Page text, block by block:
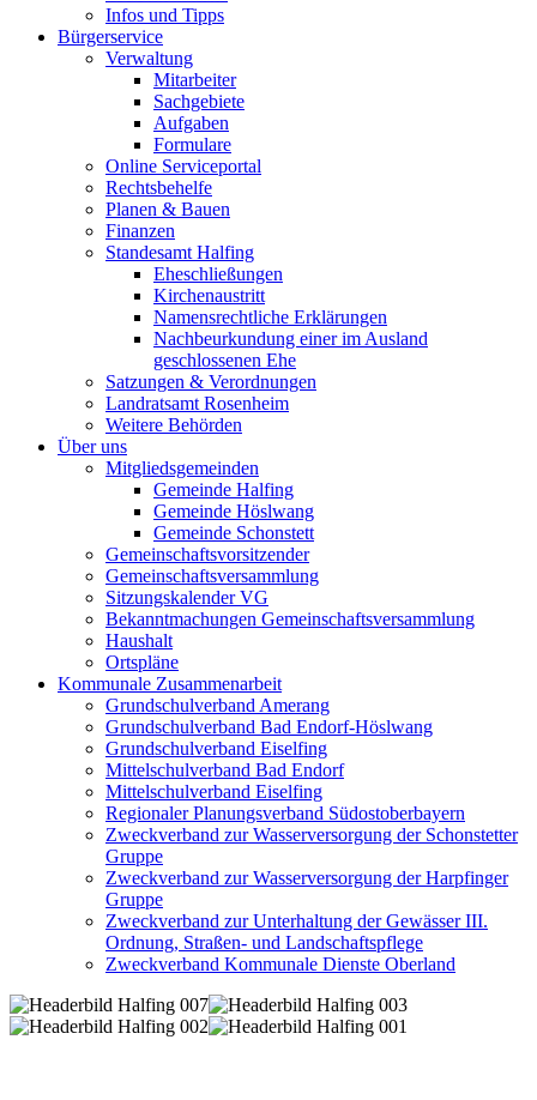
Infos und Tipps
Bürgerservice
Verwaltung
Mitarbeiter
Sachgebiete
Aufgaben
Formulare
Online Serviceportal
Rechtsbehelfe
Planen & Bauen
Finanzen
Standesamt Halfing
Eheschließungen
Kirchenaustritt
Namensrechtliche Erklärungen
Nachbeurkundung einer im Ausland
geschlossenen Ehe
Satzungen & Verordnungen
Landratsamt Rosenheim
Weitere Behörden
Über uns
Mitgliedsgemeinden
Gemeinde Halfing
Gemeinde Höslwang
Gemeinde Schonstett
Gemeinschaftsvorsitzender
Gemeinschaftsversammlung
Sitzungskalender VG
Bekanntmachungen Gemeinschaftsversammlung
Haushalt
Ortspläne
Kommunale Zusammenarbeit
Grundschulverband Amerang
Grundschulverband Bad Endorf-Höslwang
Grundschulverband Eiselfing
Mittelschulverband Bad Endorf
Mittelschulverband Eiselfing
Regionaler Planungsverband Südostoberbayern
Zweckverband zur Wasserversorgung der Schonstetter
Gruppe
Zweckverband zur Wasserversorgung der Harpfinger
Gruppe
Zweckverband zur Unterhaltung der Gewässer III.
Ordnung, Straßen- und Landschaftspflege
Zweckverband Kommunale Dienste Oberland